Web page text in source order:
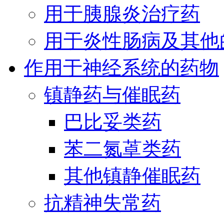
用于胰腺炎治疗药
用于炎性肠病及其
作用于神经系统的药物
镇静药与催眠药
巴比妥类药
苯二氮䓬类药
其他镇静催眠药
抗精神失常药